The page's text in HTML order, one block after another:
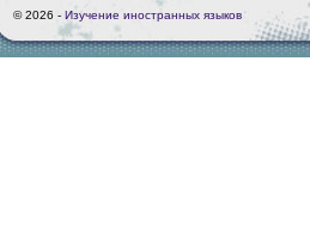
© 2026 - Изучение иностранных языков